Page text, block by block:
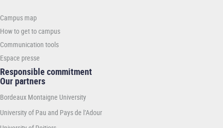
INP
Campus map
How to get to campus
Communication tools
Espace presse
Responsible commitment
Our partners
Bordeaux Montaigne University
University of Pau and Pays de l’Adour